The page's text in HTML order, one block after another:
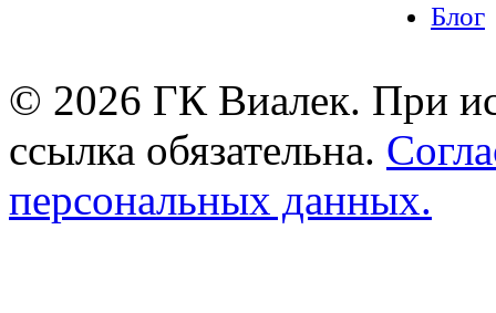
Блог
© 2026 ГК Виалек. При
ссылка обязательна.
персональных данных.